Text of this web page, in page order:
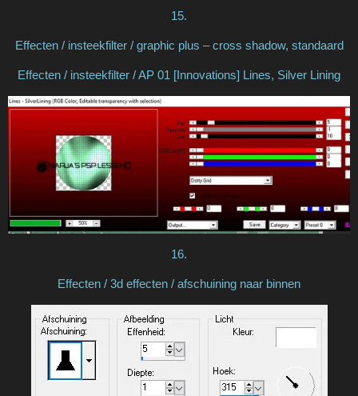
15.
Effecten / insteekfilter / graphic plus – cross shadow, standaard
Effecten / insteekfilter / AP 01 [Innovations] Lines, Silver Lining
16.
Effecten / 3d effecten / afschuining naar binnen